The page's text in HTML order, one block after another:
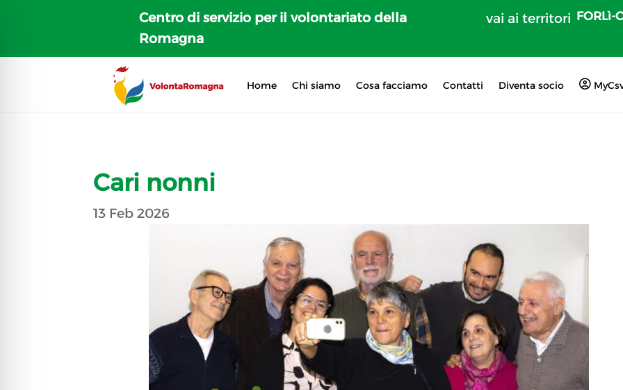
Centro di servizio per il volontariato della
Romagna
vai ai territori FORLì-
Home Chi siamo Cosa facciamo Contatti Diventa socio
Cari nonni
13 Feb 2026